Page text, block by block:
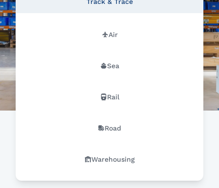
Air
Sea
Rail
Road
Warehousing